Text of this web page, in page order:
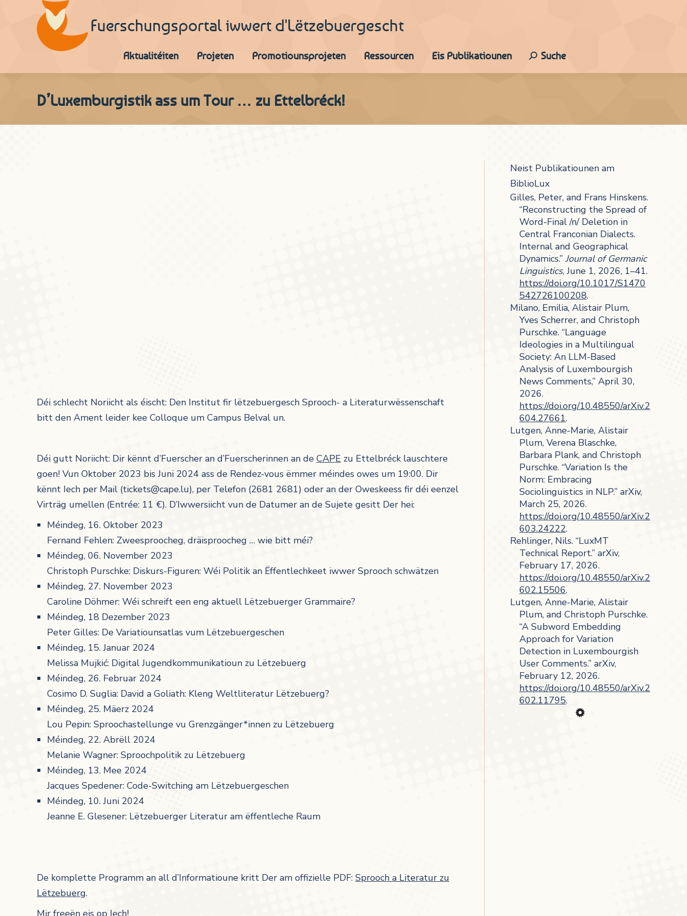
Fuerschungsportal iwwert d'Lëtzebuergescht
Aktualitéiten Projeten Promotiounsprojeten Ressourcen Eis Publikatiounen Search:
Suche
D’Luxemburgistik ass um Tour … zu Ettelbréck!
Déi schlecht Noriicht als éischt: Den Institut fir lëtzebuergesch Sprooch- a Literaturwëssenschaft
bitt den Ament leider kee Colloque um Campus Belval un.
Déi gutt Noriicht: Dir kënnt d’Fuerscher an d’Fuerscherinnen an de CAPE zu Ettelbréck lauschtere
goen! Vun Oktober 2023 bis Juni 2024 ass de Rendez-vous ëmmer méindes owes um 19:00. Dir
kënnt Iech per Mail (tickets@cape.lu), per Telefon (2681 2681) oder an der Oweskeess fir déi eenzel
Virträg umellen (Entrée: 11 €). D’Iwwersiicht vun de Datumer an de Sujete gesitt Der hei:
Méindeg, 16. Oktober 2023
Fernand Fehlen: Zweesproocheg, dräisproocheg … wie bitt méi?
Méindeg, 06. November 2023
Christoph Purschke: Diskurs-Figuren: Wéi Politik an Ëffentlechkeet iwwer Sprooch schwätzen
Méindeg, 27. November 2023
Caroline Döhmer: Wéi schreift een eng aktuell Lëtzebuerger Grammaire?
Méindeg, 18 Dezember 2023
Peter Gilles: De Variatiounsatlas vum Lëtzebuergeschen
Méindeg, 15. Januar 2024
Melissa Mujkić: Digital Jugendkommunikatioun zu Lëtzebuerg
Méindeg, 26. Februar 2024
Cosimo D. Suglia: David a Goliath: Kleng Weltliteratur Lëtzebuerg?
Méindeg, 25. Mäerz 2024
Lou Pepin: Sproochastellunge vu Grenzgänger*innen zu Lëtzebuerg
Méindeg, 22. Abrëll 2024
Melanie Wagner: Sproochpolitik zu Lëtzebuerg
Méindeg, 13. Mee 2024
Jacques Spedener: Code-Switching am Lëtzebuergeschen
Méindeg, 10. Juni 2024
Jeanne E. Glesener: Lëtzebuerger Literatur am ëffentleche Raum
De komplette Programm an all d’Informatioune kritt Der am offizielle PDF: Sprooch a Literatur zu
Lëtzebuerg.
Mir freeën eis op Iech!
Neist Publikatiounen am
BiblioLux
Gilles, Peter, and Frans Hinskens.
“Reconstructing the Spread of
Word-Final /n/ Deletion in
Central Franconian Dialects.
Internal and Geographical
Dynamics.” Journal of Germanic
Linguistics, June 1, 2026, 1–41.
https://doi.org/10.1017/S1470
542726100208.
Milano, Emilia, Alistair Plum,
Yves Scherrer, and Christoph
Purschke. “Language
Ideologies in a Multilingual
Society: An LLM-Based
Analysis of Luxembourgish
News Comments,” April 30,
2026.
https://doi.org/10.48550/arXiv.2
604.27661.
Lutgen, Anne-Marie, Alistair
Plum, Verena Blaschke,
Barbara Plank, and Christoph
Purschke. “Variation Is the
Norm: Embracing
Sociolinguistics in NLP.” arXiv,
March 25, 2026.
https://doi.org/10.48550/arXiv.2
603.24222.
Rehlinger, Nils. “LuxMT
Technical Report.” arXiv,
February 17, 2026.
https://doi.org/10.48550/arXiv.2
602.15506.
Lutgen, Anne-Marie, Alistair
Plum, and Christoph Purschke.
“A Subword Embedding
Approach for Variation
Detection in Luxembourgish
User Comments.” arXiv,
February 12, 2026.
https://doi.org/10.48550/arXiv.2
602.11795.